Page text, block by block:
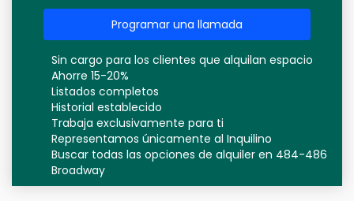
Programar una llamada
Sin cargo para los clientes que alquilan espacio
Ahorre 15-20%
Listados completos
Historial establecido
Trabaja exclusivamente para ti
Representamos únicamente al Inquilino
Buscar todas las opciones de alquiler en 484-486
Broadway